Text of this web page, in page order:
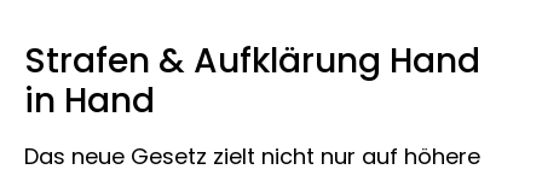
Strafen & Aufklärung Hand
in Hand
Das neue Gesetz zielt nicht nur auf höhere